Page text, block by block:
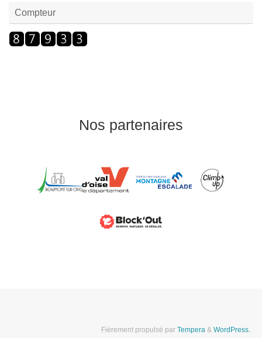
Compteur
Nos partenaires
Fièrement propulsé par Tempera & WordPress.